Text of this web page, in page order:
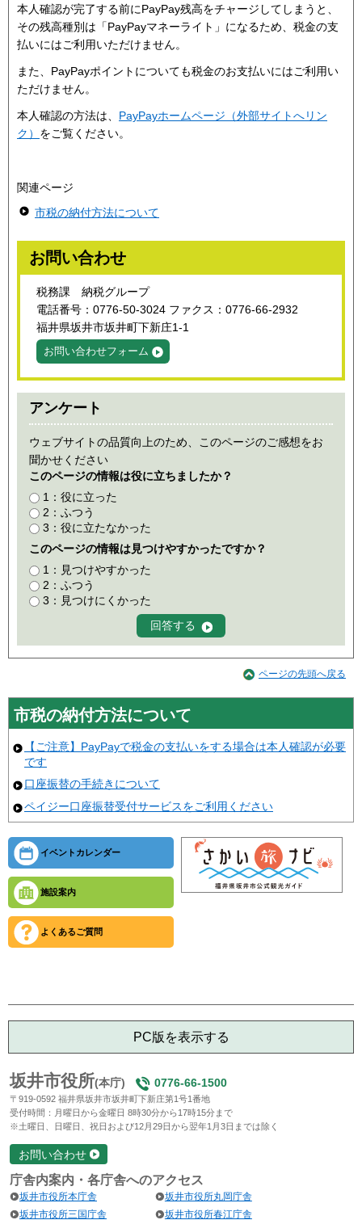
本人確認が完了する前にPayPay残高をチャージしてしまうと、
その残高種別は「PayPayマネーライト」になるため、税金の支
払いにはご利用いただけません。
また、PayPayポイントについても税金のお支払いにはご利用い
ただけません。
本人確認の方法は、 PayPayホームページ（外部サイトへリン
ク） をご覧ください。
関連ページ
市税の納付方法について
お問い合わせ
税務課 納税グループ
電話番号：0776-50-3024 ファクス：0776-66-2932
福井県坂井市坂井町下新庄1-1
お問い合わせフォーム
アンケート
ウェブサイトの品質向上のため、このページのご感想をお
聞かせください
このページの情報は役に立ちましたか？
1：役に立った
2：ふつう
3：役に立たなかった
このページの情報は見つけやすかったですか？
1：見つけやすかった
2：ふつう
3：見つけにくかった
ページの先頭へ戻る
市税の納付方法について
【ご注意】PayPayで税金の支払いをする場合は本人確認が必要
です
口座振替の手続きについて
ペイジー口座振替受付サービスをご利用ください
イベントカレンダー
施設案内
よくあるご質問
PC版を表示する
坂井市役所(本庁) 0776-66-1500
〒919-0592 福井県坂井市坂井町下新庄第1号1番地
受付時間：月曜日から金曜日 8時30分から17時15分まで
※土曜日、日曜日、祝日および12月29日から翌年1月3日までは除く
お問い合わせ
庁舎内案内・各庁舎へのアクセス
坂井市役所本庁舎
坂井市役所丸岡庁舎
坂井市役所三国庁舎
坂井市役所春江庁舎